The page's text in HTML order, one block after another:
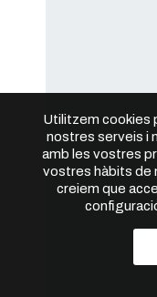
Utilitzem cookies
nostres serveis i
amb les vostres
vostres hàbits de
creiem que